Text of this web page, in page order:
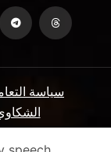
سياسة
ميثاق